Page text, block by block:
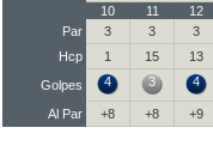
10
11 12
Par
3 3 3
Hcp
1 15 13
Golpes
4 3 4
Al Par +8 +8 +9